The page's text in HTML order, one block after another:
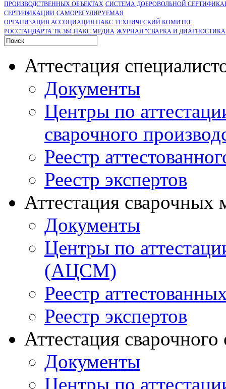
ПРОИЗВОДСТВЕННЫХ ОБЪЕКТАХ СИСТЕМА ДОБРОВОЛЬНОЙ
CЕРТИФИКАЦИИ САМОРЕГУЛИРУЕМАЯ
ОРГАНИЗАЦИЯ АССОЦИАЦИЯ НАКС ТЕХНИЧЕСКИЙ КОМИТЕТ
РОССТАНДАРТА ТК 364 НАКС МЕДИА ЖУРНАЛ "СВАРКА И
Аттестация
Документы
Центры по
сварочного
Реестр
Реестр экспертов
Аттестация сварочных
Документы
Центры по
(АЦСМ)
Реестр
Реестр экспертов
Аттестация
Документы
Центры по